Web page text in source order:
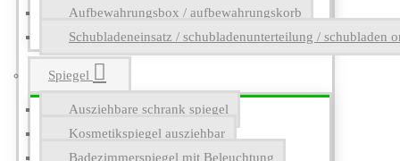
Aufbewahrungsbox / aufbewahrungskorb
Schubladeneinsatz / schubladenunterteilung / schubladen
Spiegel
Ausziehbare schrank spiegel
Kosmetikspiegel ausziehbar
Badezimmerspiegel mit Beleuchtung